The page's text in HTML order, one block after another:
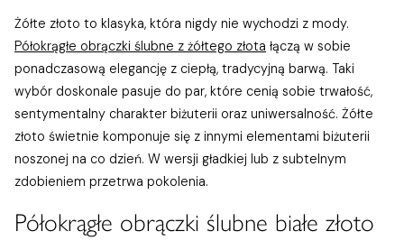
Żółte złoto to klasyka, która nigdy nie wychodzi z mody.
Półokrągłe obrączki ślubne z żółtego złota łączą w sobie
ponadczasową elegancję z ciepłą, tradycyjną barwą. Taki
wybór doskonale pasuje do par, które cenią sobie trwałość,
sentymentalny charakter biżuterii oraz uniwersalność. Żółte
złoto świetnie komponuje się z innymi elementami biżuterii
noszonej na co dzień. W wersji gładkiej lub z subtelnym
zdobieniem przetrwa pokolenia.
Półokrągłe obrączki ślubne białe złoto